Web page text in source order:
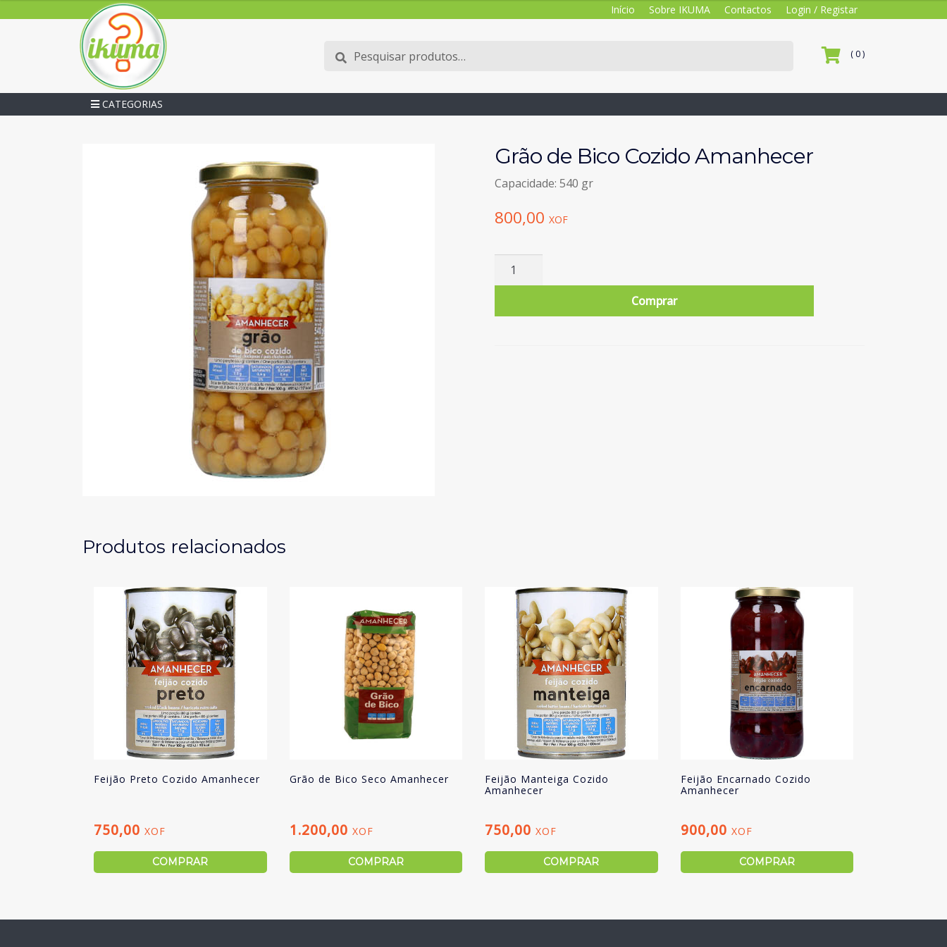
Início Sobre IKUMA Contactos Login / Registar
Pesquisar
por:
Pesquisa ( 0 )
CATEGORIAS
Grão de Bico Cozido Amanhecer
Capacidade: 540 gr
800,00 XOF
Quantidade
de
Comprar
Produtos relacionados
Feijão Preto Cozido Amanhecer
750,00 XOF
COMPRAR
Grão de Bico Seco Amanhecer
1.200,00 XOF
COMPRAR
Feijão Manteiga Cozido
Amanhecer
750,00 XOF
COMPRAR
Feijão Encarnado Cozido
Amanhecer
900,00 XOF
COMPRAR